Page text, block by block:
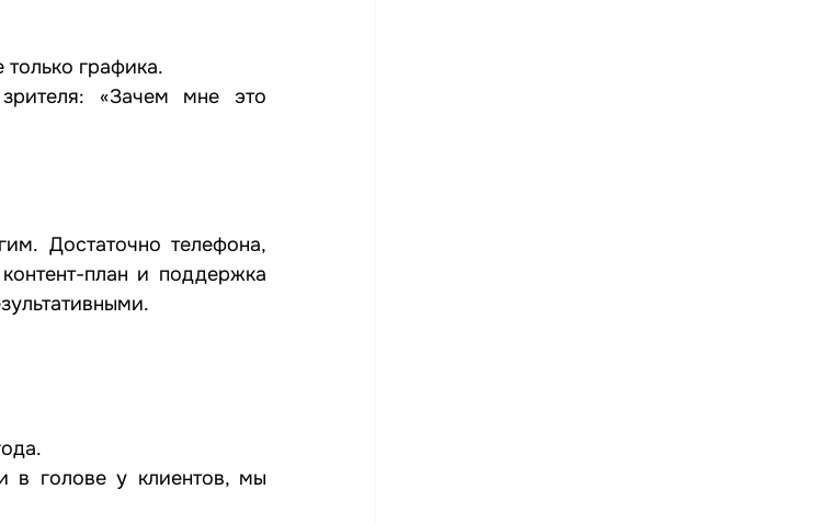
графика.
«Зачем мне это
Достаточно телефона,
план и поддержка
в голове у клиентов, мы